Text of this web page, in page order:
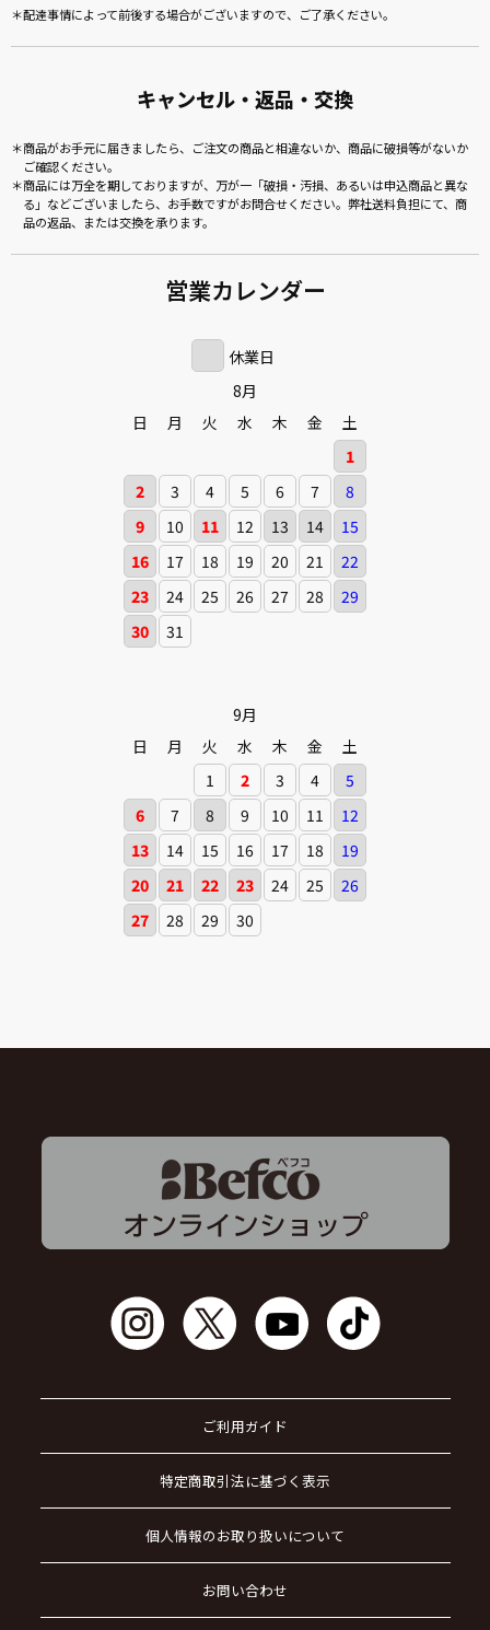
配達事情によって前後する場合がございますので、ご了承ください。
キャンセル・返品・交換
商品がお手元に届きましたら、ご注文の商品と相違ないか、商品に破損等がないか
ご確認ください。
商品には万全を期しておりますが、万が一「破損・汚損、あるいは申込商品と異な
る」などございましたら、お手数ですがお問合せください。弊社送料負担にて、商
品の返品、または交換を承ります。
営業カレンダー
休業日
8月
日
月 火 水 木 金
土
1
2
3 4 5 6 7
8
9
10 11 12 13 14
15
16
17 18 19 20 21
22
23
24 25 26 27 28
29
30
31
9月
日
月 火 水 木 金
土
1
2 3 4
5
6
7 8 9 10 11
12
13
14 15 16 17 18
19
20
21 22 23 24 25
26
27
28 29 30
ご利用ガイド
特定商取引法に基づく表示
個人情報のお取り扱いについて
お問い合わせ